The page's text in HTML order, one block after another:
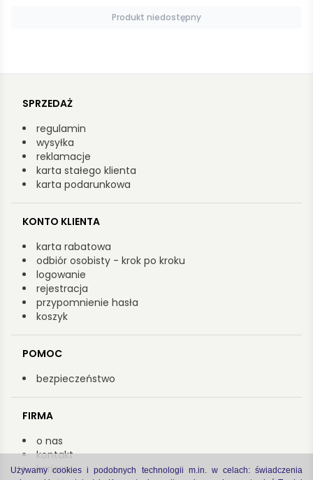
Używamy cookies i podobnych technologii m.in. w celach: świadczenia
Produkt niedostępny
SPRZEDAŻ
regulamin
wysyłka
reklamacje
karta stałego klienta
karta podarunkowa
KONTO KLIENTA
karta rabatowa
odbiór osobisty - krok po kroku
logowanie
rejestracja
przypomnienie hasła
koszyk
POMOC
bezpieczeństwo
FIRMA
o nas
kontakt
kariera